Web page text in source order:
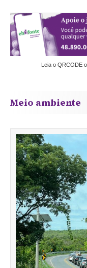
Leia o QRCODE
Meio ambiente